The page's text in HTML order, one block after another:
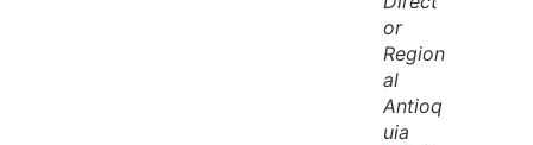
or
Region
al
Antioq
uia